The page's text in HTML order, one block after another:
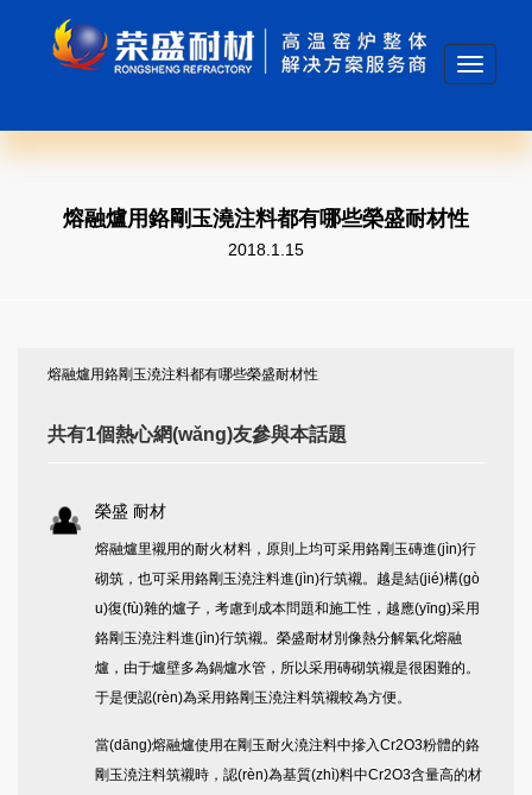
Toggle
熔融爐用鉻剛玉澆注料都有哪些榮盛耐材性
2018.1.15
熔融爐用鉻剛玉澆注料都有哪些榮盛耐材性
共有1個熱心網(wǎng)友參與本話題
榮盛 耐材
熔融爐里襯用的耐火材料，原則上均可采用鉻剛玉磚進(jìn)行
砌筑，也可采用鉻剛玉澆注料進(jìn)行筑襯。越是結(jié)構(gò
u)復(fù)雜的爐子，考慮到成本問題和施工性，越應(yīng)采用
鉻剛玉澆注料進(jìn)行筑襯。榮盛耐材別像熱分解氣化熔融
爐，由于爐壁多為鍋爐水管，所以采用磚砌筑襯是很困難的。
于是便認(rèn)為采用鉻剛玉澆注料筑襯較為方便。
當(dāng)熔融爐使用在剛玉耐火澆注料中摻入Cr2O3粉體的鉻
剛玉澆注料筑襯時，認(rèn)為基質(zhì)料中Cr2O3含量高的材